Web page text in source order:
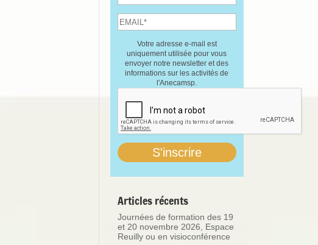
Votre adresse e-mail est
uniquement utilisée pour vous
envoyer notre newsletter et des
informations sur les activités de
l'Anecamsp.
Articles récents
Journées de formation des 19
et 20 novembre 2026, Espace
Reuilly ou en visioconférence